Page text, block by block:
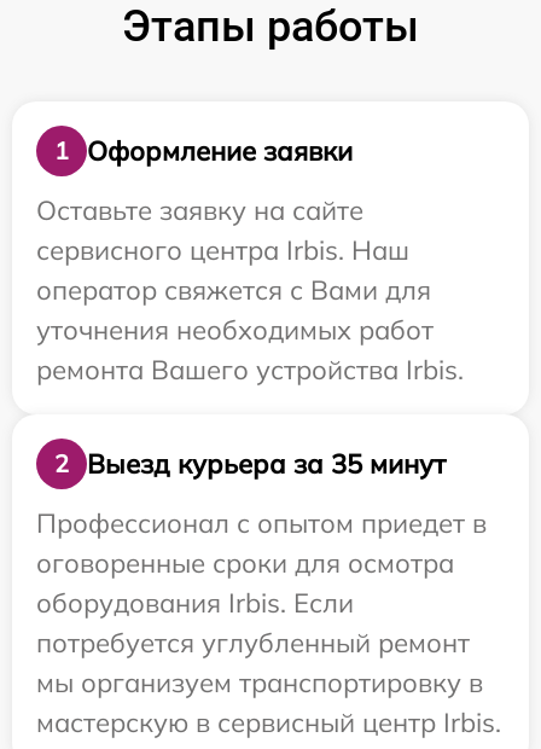
Этапы работы
1
Оформление заявки
Оставьте заявку на сайте
сервисного центра Irbis. Наш
оператор свяжется с Вами для
уточнения необходимых работ
ремонта Вашего устройства Irbis.
2
Выезд курьера за 35 минут
Профессионал с опытом приедет в
оговоренные сроки для осмотра
оборудования Irbis. Если
потребуется углубленный ремонт
мы организуем транспортировку в
мастерскую в сервисный центр Irbis.